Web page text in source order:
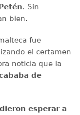
. Sin
bien.
fue
el certamen
noticia que la
de
esperar a